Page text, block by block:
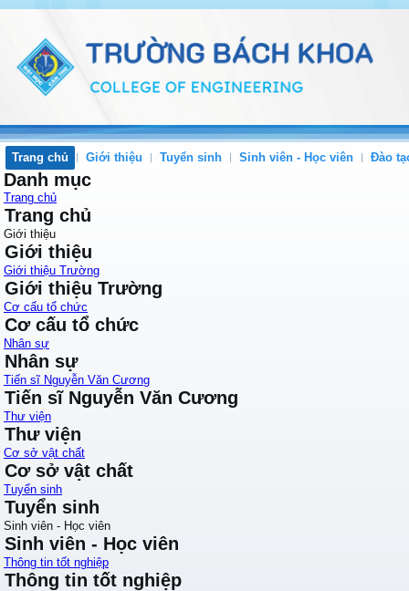
Trang chủ Giới thiệu Tuyển sinh Sinh viên - Học viên Đào
Danh mục
Trang chủ
Trang chủ
Giới thiệu
Giới thiệu
Giới thiệu Trường
Giới thiệu Trường
Cơ cấu tổ chức
Cơ cấu tổ chức
Nhân sự
Nhân sự
Tiến sĩ Nguyễn Văn Cương
Tiến sĩ Nguyễn Văn Cương
Thư viện
Thư viện
Cơ sở vật chất
Cơ sở vật chất
Tuyển sinh
Tuyển sinh
Sinh viên - Học viên
Sinh viên - Học viên
Thông tin tốt nghiệp
Thông tin tốt nghiệp